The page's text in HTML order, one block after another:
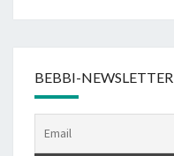
BEBBI-NEWSLETTER